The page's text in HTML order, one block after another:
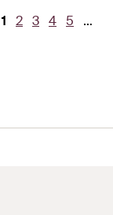
Current
1 Page
2 Page
3 Page
4 Page
5 …